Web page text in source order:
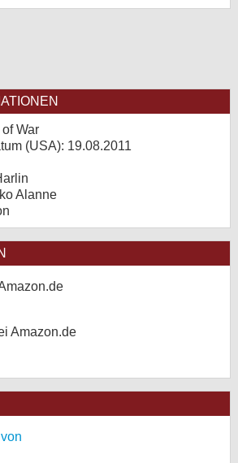
War
(USA): 19.08.2011
Alanne
Amazon.de